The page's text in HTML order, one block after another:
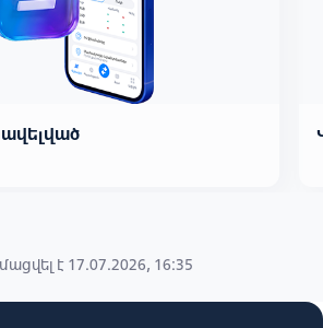
Online հավելված
է 17.07.2026, 16:35